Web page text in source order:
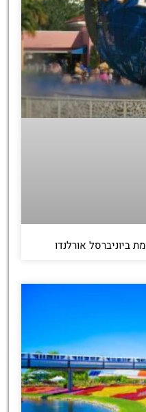
ביוניברסל אורלנדו